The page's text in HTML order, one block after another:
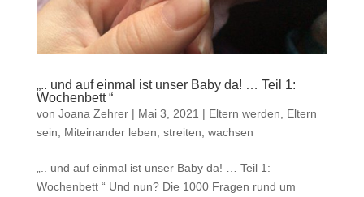
„.. und auf einmal ist unser Baby da! … Teil 1:
Wochenbett “
von Joana Zehrer| Mai 3, 2021 | Eltern werden, Eltern
sein
Miteinander leben, streiten, wachsen
„.. und auf einmal ist unser Baby da! … Teil 1:
Wochenbett “ Und nun? Die 1000 Fragen rund um